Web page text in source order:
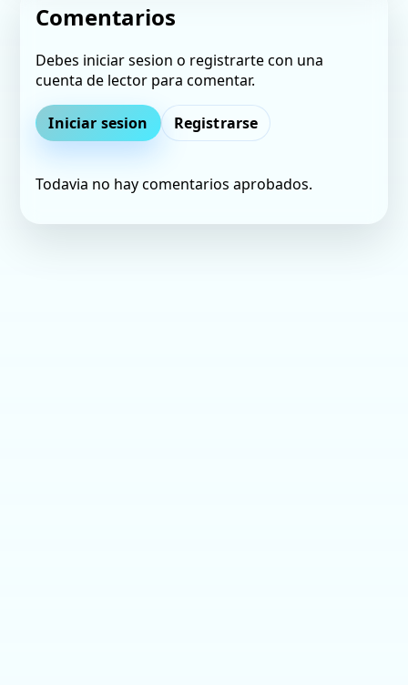
Comentarios
Debes iniciar sesion o registrarte con una
cuenta de lector para comentar.
Iniciar sesion Registrarse
Todavia no hay comentarios aprobados.